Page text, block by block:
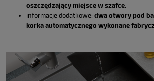
oszczędzający miejsce w szafce.
informacje dodatkowe: dwa otwory pod
korka automatycznego wykonane